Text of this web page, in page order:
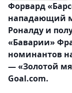
Форвард
нападающий
Роналду и
«Баварии»
номинантов
— «Золотой
Goal.com.